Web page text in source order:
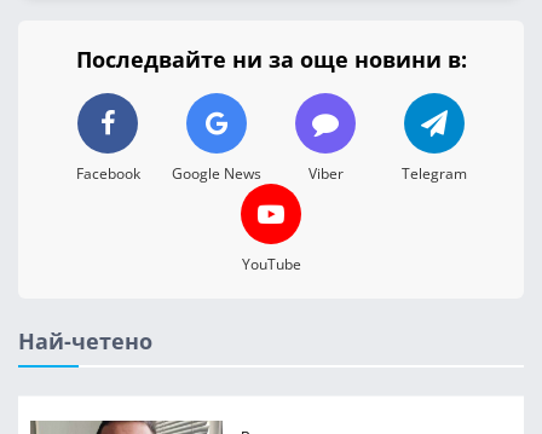
Последвайте ни за още новини в:
Facebook Google News Viber Telegram
YouTube
Най-четено